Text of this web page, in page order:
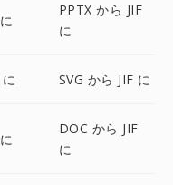
PPTX から JIF
に
SVG から JIF に
DOC から JIF
に